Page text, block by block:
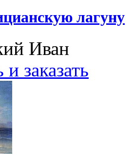
лагуну
Иван
заказать